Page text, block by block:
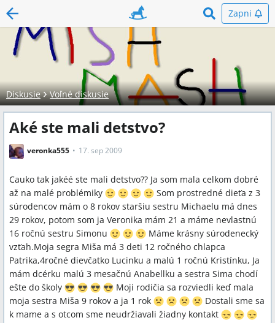
Zapni
Diskusie Voľné diskusie
Aké ste mali detstvo?
veronka555 17. sep 2009
Cauko tak jakéé ste mali detstvo?? Ja som mala celkom dobré
až na malé problémiky
Som prostredné dieťa z 3
súrodencov mám o 8 rokov staršiu sestru Michaelu má dnes
29 rokov, potom som ja Veronika mám 21 a máme nevlastnú
16 ročnú sestru Simonu
Máme krásny súrodenecký
vzťah.Moja segra Miša má 3 deti 12 ročného chlapca
Patrika,4ročné dievčatko Lucinku a malú 1 ročnú Kristínku, Ja
mám dcérku malú 3 mesačnú Anabellku a sestra Sima chodí
ešte do školy
Moji rodičia sa rozviedli keď mala
moja sestra Miša 9 rokov a ja 1 rok
Dostali sme sa
k mame a s otcom sme neudržiavali žiadny kontakt